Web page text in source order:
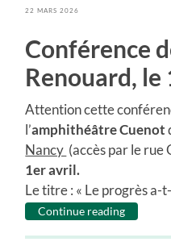
22 MARS 2026
Conférence
Renouard, le
Attention cette
l’amphithéâtre Cuenot
Nancy (accès par le rue
1er avril.
Le titre : « Le progrès a-
Continue reading